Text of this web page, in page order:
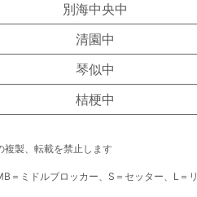
別海中央中
清園中
琴似中
桔梗中
複製、転載を禁止します
＝ミドルブロッカー、S＝セッター、L＝リ